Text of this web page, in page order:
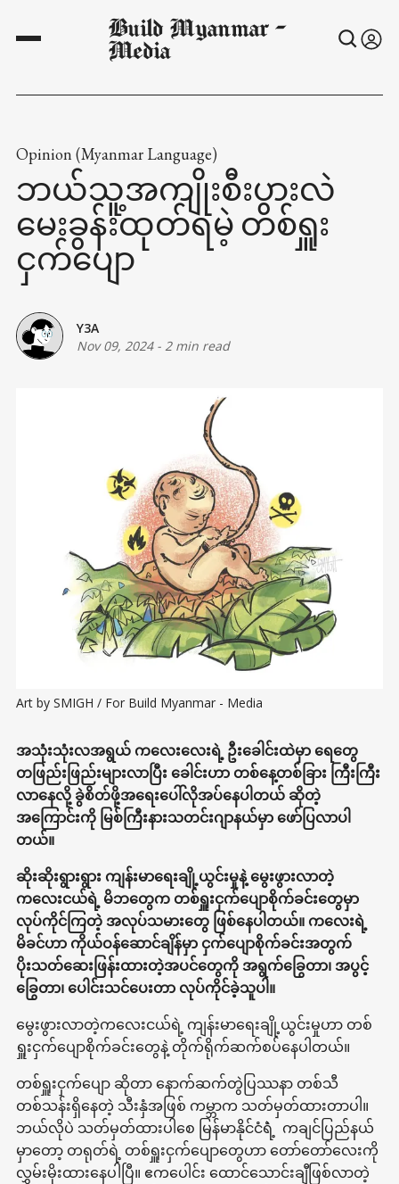
Build Myanmar -
Media
Opinion (Myanmar Language)
ဘယ်သူ့အကျိုးစီးပွားလဲ
မေးခွန်းထုတ်ရမဲ့ တစ်ရှူး
ငှက်ပျော
Y3A
Nov 09, 2024- 2 min read
Art by SMIGH / For Build Myanmar - Media
အသုံးသုံးလအရွယ် ကလေးလေးရဲ့ ဦးခေါင်းထဲမှာ ရေတွေ
တဖြည်းဖြည်းများလာပြီး ခေါင်းဟာ တစ်နေ့တစ်ခြား ကြီးကြီး
လာနေလို့ ခွဲစိတ်ဖို့အရေးပေါ်လိုအပ်နေပါတယ် ဆိုတဲ့
အကြောင်းကို မြစ်ကြီးနားသတင်းဂျာနယ်မှာ ဖော်ပြလာပါ
တယ်။
ဆိုးဆိုးရွားရွား ကျန်းမာရေးချို့ယွင်းမှုနဲ့ မွေးဖွားလာတဲ့
ကလေးငယ်ရဲ့ မိဘတွေက တစ်ရှူးငှက်ပျောစိုက်ခင်းတွေမှာ
လုပ်ကိုင်ကြတဲ့ အလုပ်သမားတွေ ဖြစ်နေပါတယ်။ ကလေးရဲ့
မိခင်ဟာ ကိုယ်ဝန်ဆောင်ချိန်မှာ ငှက်ပျောစိုက်ခင်းအတွက်
ပိုးသတ်ဆေးဖြန်းထားတဲ့အပင်တွေကို အရွက်ခြွေတာ၊ အပွင့်
ခြွေတာ၊ ပေါင်းသင်ပေးတာ လုပ်ကိုင်ခဲ့သူပါ။
မွေးဖွားလာတဲ့ကလေးငယ်ရဲ့ ကျန်းမာရေးချို့ယွင်းမှုဟာ တစ်
ရှူးငှက်ပျောစိုက်ခင်းတွေနဲ့ တိုက်ရိုက်ဆက်စပ်နေပါတယ်။
တစ်ရှူးငှက်ပျော ဆိုတာ နောက်ဆက်တွဲပြဿနာ တစ်သီ
တစ်သန်းရှိနေတဲ့ သီးနှံအဖြစ် ကမ္ဘာက သတ်မှတ်ထားတာပါ။
ဘယ်လိုပဲ သတ်မှတ်ထားပါစေ မြန်မာနိုင်ငံရဲံ့ ကချင်ပြည်နယ်
မှာတော့ တရုတ်ရဲ့ တစ်ရှူးငှက်ပျောတွေဟာ တော်တော်လေးကို
လွှမ်းမိုးထားနေပါပြီ။ ဧကပေါင်း ထောင်သောင်းချီဖြစ်လာတဲ့